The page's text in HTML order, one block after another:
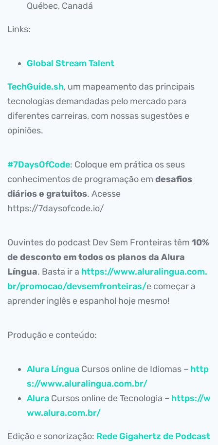
Québec, Canadá
Links:
Global Stream Talent
TechGuide.sh, um mapeamento das principais
tecnologias demandadas pelo mercado para
diferentes carreiras, com nossas sugestões e
opiniões.
#7DaysOfCode: Coloque em prática os seus
conhecimentos de programação em desafios
diários e gratuitos. Acesse
https://7daysofcode.io/
Ouvintes do podcast Dev Sem Fronteiras têm 10%
de desconto em todos os planos da Alura
Língua. Basta ir a https://www.aluralingua.com.
br/promocao/devsemfronteiras/e começar a
aprender inglês e espanhol hoje mesmo!
Produção e conteúdo:
Alura Língua Cursos online de Idiomas – http
s://www.aluralingua.com.br/
Alura Cursos online de Tecnologia – https://w
ww.alura.com.br/
Edição e sonorização: Rede Gigahertz de Podcast